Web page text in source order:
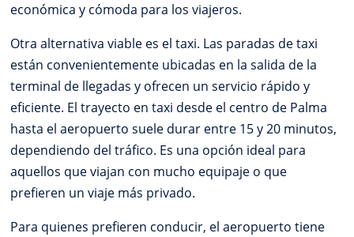
económica y cómoda para los viajeros.
Otra alternativa viable es el taxi. Las paradas de taxi
están convenientemente ubicadas en la salida de la
terminal de llegadas y ofrecen un servicio rápido y
eficiente. El trayecto en taxi desde el centro de Palma
hasta el aeropuerto suele durar entre 15 y 20 minutos,
dependiendo del tráfico. Es una opción ideal para
aquellos que viajan con mucho equipaje o que
prefieren un viaje más privado.
Para quienes prefieren conducir, el aeropuerto tiene